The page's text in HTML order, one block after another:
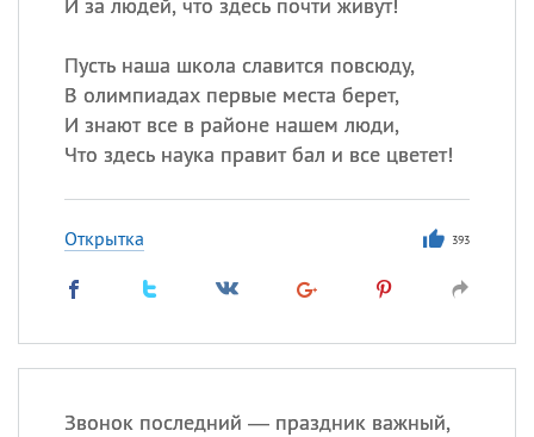
Пусть наша школа славится повсюду,
В олимпиадах первые места берет,
И знают все в районе нашем люди,
Что здесь наука правит бал и все цветет!
Открытка 393
Звонок последний — праздник важный,